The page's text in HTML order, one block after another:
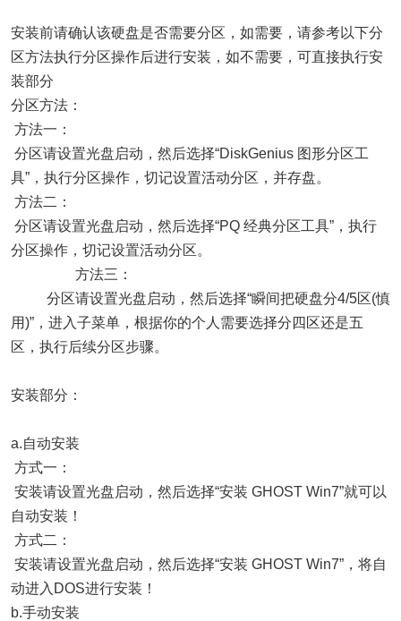
安装前请确认该硬盘是否需要分区，如需要，请参考以下分
区方法执行分区操作后进行安装，如不需要，可直接执行安
装部分
分区方法：
方法一：
分区请设置光盘启动，然后选择“DiskGenius 图形分区工
具”，执行分区操作，切记设置活动分区，并存盘。
方法二：
分区请设置光盘启动，然后选择“PQ 经典分区工具”，执行
分区操作，切记设置活动分区。
方法三：
分区请设置光盘启动，然后选择“瞬间把硬盘分4/5区(慎
用)”，进入子菜单，根据你的个人需要选择分四区还是五
区，执行后续分区步骤。
安装部分：
a.自动安装
方式一：
安装请设置光盘启动，然后选择“安装 GHOST Win7”就可以
自动安装！
方式二：
安装请设置光盘启动，然后选择“安装 GHOST Win7”，将自
动进入DOS进行安装！
b.手动安装